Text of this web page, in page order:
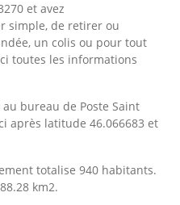
et avez
simple, de retirer ou
un colis ou pour tout
toutes les informations
bureau de Poste Saint
après latitude 46.066683 et
totalise 940 habitants.
km2.